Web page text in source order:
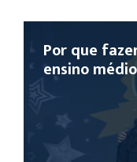
Por que
ensino